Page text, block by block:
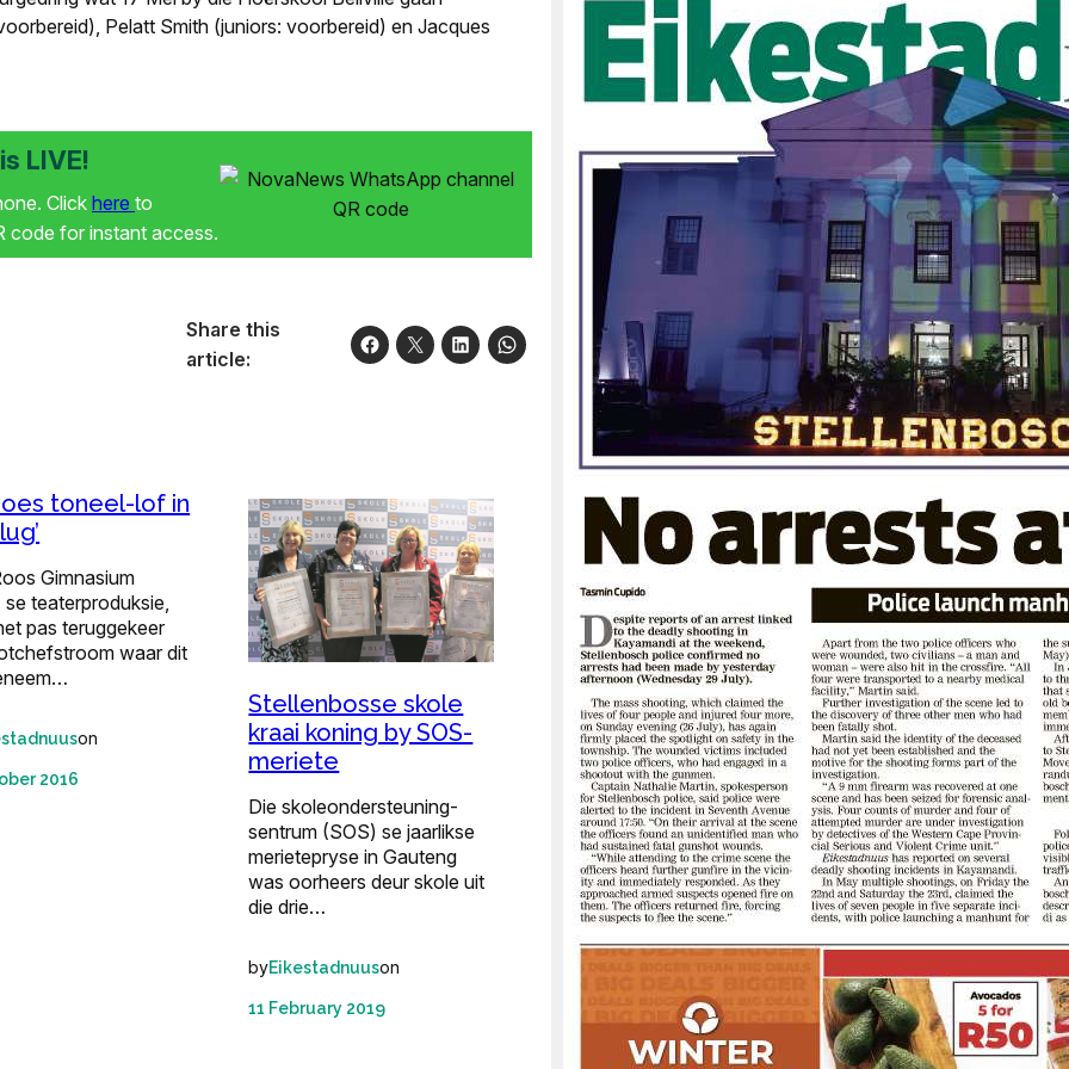
Pelatt Smith (juniors: voorbereid) en Jacques
LIVE!
Click here to
code for instant access.
Share this
article:
oes toneel-lof in
Gimnasium
se teaterproduksie,
pas teruggekeer
waar dit
on
2016
Stellenbosse skole
kraai koning by SOS-
meriete
Die skoleondersteuning­
sentrum (SOS) se jaarlikse
merietepryse in Gauteng
was oorheers deur skole uit
die drie…
byEikestadnuuson
11 February 2019